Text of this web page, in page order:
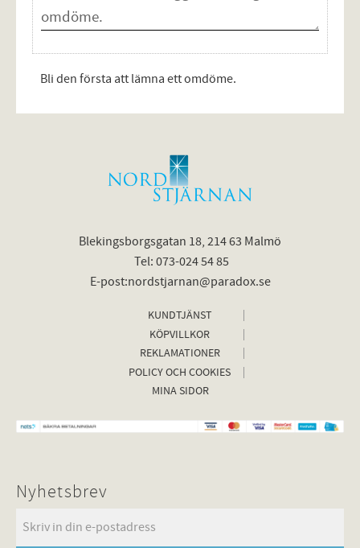
Bli den första att lämna ett omdöme.
Blekingsborgsgatan 18, 214 63 Malmö
Tel: 073-024 54 85
E-post:nordstjarnan@paradox.se
KUNDTJÄNST
KÖPVILLKOR
REKLAMATIONER
POLICY OCH COOKIES
MINA SIDOR
Nyhetsbrev